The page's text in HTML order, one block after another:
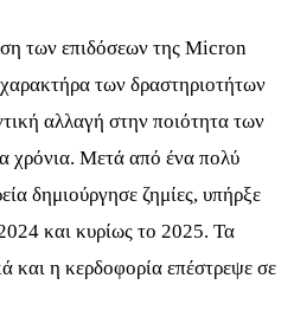
των επιδόσεων της Micron
χαρακτήρα των δραστηριοτήτων
αλλαγή στην ποιότητα των
χρόνια. Μετά από ένα πολύ
δημιούργησε ζημίες, υπήρξε
και κυρίως το 2025. Τα
και η κερδοφορία επέστρεψε σε